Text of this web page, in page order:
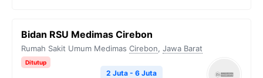
Bidan RSU Medimas Cirebon
Rumah Sakit Umum Medimas Cirebon, Jawa Barat
Ditutup
2 Juta - 6 Juta